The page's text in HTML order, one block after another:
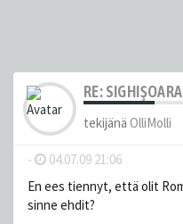
RE:
tekijänä OlliMolli
- 04.07.09 21:06
En ees tiennyt, että olit
sinne ehdit?